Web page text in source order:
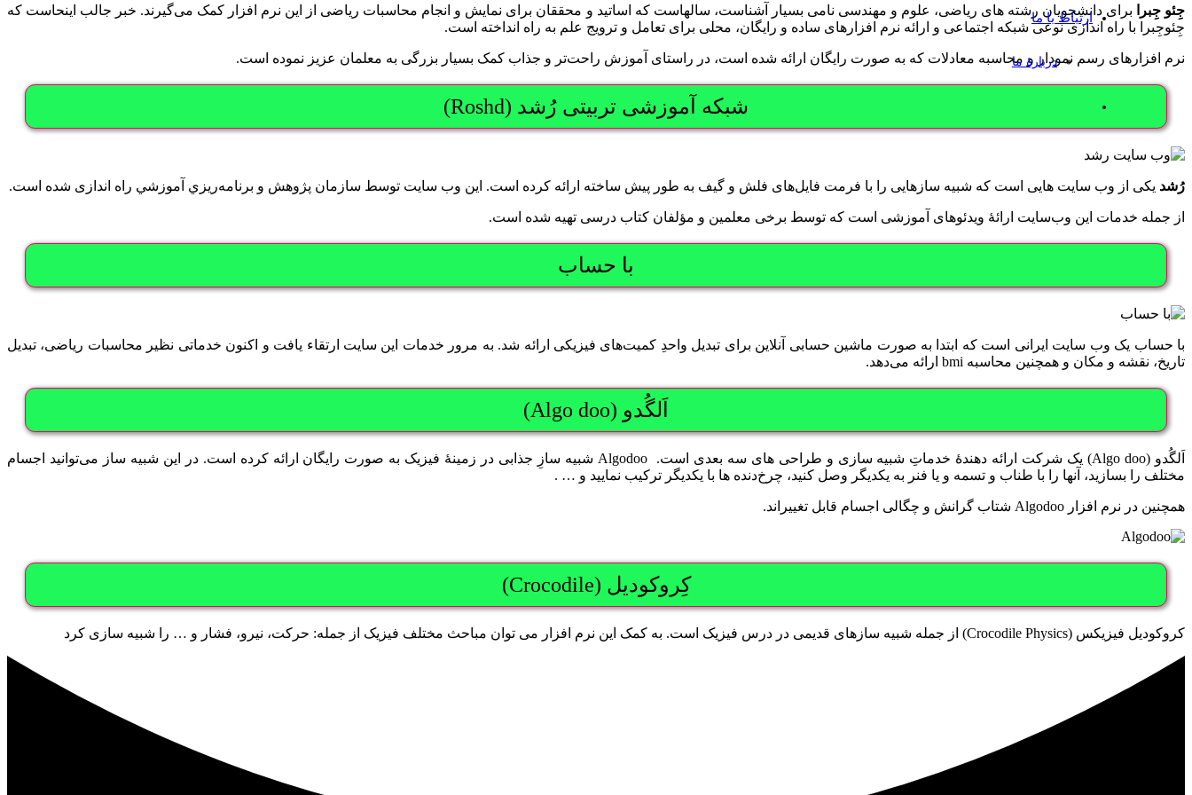
ارتباط با ما
دربارۀ ما
جِئو جِبرا
برای دانشجویان رشته های ریاضی، علوم و مهندسی نامی بسیار آشناست، سالهاست که اساتید و محققان برای نمایش و انجام محاسبات ریاضی از این نرم افزار کمک می‌گیرند. خبر جالب اینحاست که
جِئوجِبرا با راه اندازی نوعی شبکه اجتماعی و ارائه نرم افزارهای ساده و رایگان، محلی برای تعامل و ترویج علم به راه انداخته است.
نرم افزارهای رسم نمودار و محاسبه معادلات که به صورت رایگان ارائه شده است، در راستای آموزش راحت‌تر و جذاب کمک بسیار بزرگی به معلمان عزیز نموده است.
شبکه آموزشی تربیتی رُشد (Roshd)
رُشد یکی از وب سایت هایی است که شبیه سازهایی را با فرمت فایل‌های فلش و گیف به طور پیش ساخته ارائه کرده است. این وب سایت توسط سازمان پژوهش و برنامه‌ريزي آموزشي راه اندازی شده است.
از جمله خدمات این وب‌سایت ارائۀ ویدئوهای آموزشی است که توسط برخی معلمین و مؤلفان کتاب درسی تهیه شده است.
با حساب
با حساب یک وب سایت ایرانی است که ابتدا به صورت ماشین حسابی آنلاین برای تبدیل واحدِ کمیت‌های فیزیکی ارائه شد. به مرور خدمات این سایت ارتقاء یافت و اکنون خدماتی نظیر محاسبات ریاضی، تبدیل
تاریخ، نقشه و مکان و همچنین محاسبه bmi ارائه می‌دهد.
اَلگُدو (Algo doo)
اَلگُدو (Algo doo) یک شرکت ارائه دهندۀ خدماتِ شبیه سازی و طراحی های سه بعدی است. Algodoo شبیه سازِ جذابی در زمینۀ فیزیک به صورت رایگان ارائه کرده است. در این شبیه ساز می‌توانید اجسام
مختلف را بسازید، آنها را با طناب و تسمه و یا فنر به یکدیگر وصل کنید، چرخ‌دنده ها با یکدیگر ترکیب نمایید و … .
همچنین در نرم افزار Algodoo شتاب گرانش و چگالی اجسام قابل تغییراند.
کِروکودیل (Crocodile)
کروکودیل فیزیکس (Crocodile Physics) از جمله شبیه سازهای قدیمی در درس فیزیک است. به کمک این نرم افزار می توان مباحث مختلف فیزیک از جمله: حرکت، نیرو، فشار و … را شبیه سازی کرد